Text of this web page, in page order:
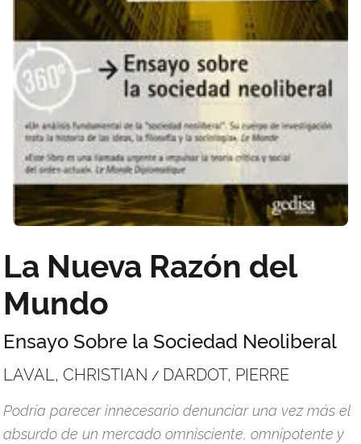
La Nueva Razón del
Mundo
Ensayo Sobre la Sociedad Neoliberal
LAVAL, CHRISTIAN / DARDOT, PIERRE
Podría parecer innecesario denunciar una vez más el
absurdo de un mercado omnisciente, omnipotente y